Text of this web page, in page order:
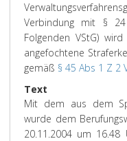
Verbindung mit § 24
Folgenden VStG)
angefochtene
gemäß § 45 Abs 1 Z 2
Text
Mit dem aus dem
wurde dem
20.11.2004 um